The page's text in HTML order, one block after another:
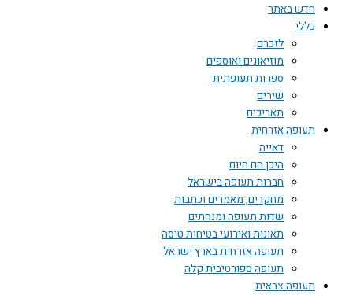
חדש באתר
כללי
לזכרם
מוזיאונים ואוספים
ספרות תעופתית
שירים
תאריכים
תעופה אזרחית
דאייה
היכן הם היום
חברות תעופה בישראל
מחקרים, מאמרים וכתבות
שדות תעופה ומנחתים
תאונות ואירועי בטיחות טיסה
תעופה אזרחית בארץ ישראל
תעופה ספורטיבית קלה
תעופה צבאית